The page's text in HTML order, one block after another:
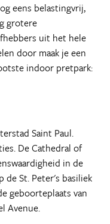
eens belastingvrij,
grotere
uit het hele
door maak je een
indoor pretpark:
Saint Paul.
De Cathedral of
in de
de St. Peter's basiliek
geboorteplaats van
Avenue.